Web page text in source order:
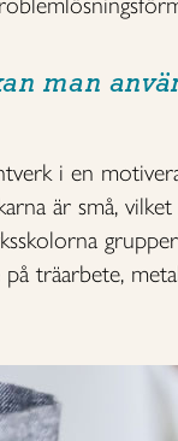
man
i en
är små,
träarbete,